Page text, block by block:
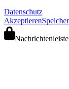
Datenschutz
Akzeptieren